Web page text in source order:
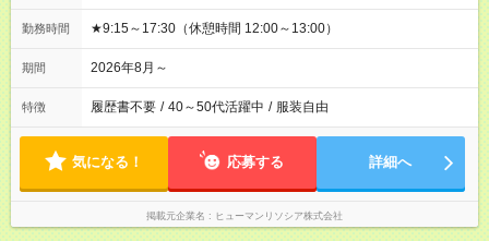
勤務時間 ★9:15～17:30（休憩時間 12:00～13:00）
期間 2026年8月～
特徴 履歴書不要 / 40～50代活躍中 / 服装自由
気になる！ 応募する 詳細へ
掲載元企業名 ヒューマンリソシア株式会社